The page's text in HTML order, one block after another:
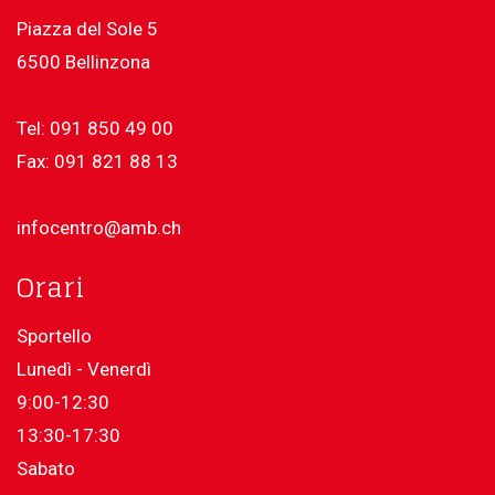
Piazza del Sole 5
6500 Bellinzona
Tel: 091 850 49 00
Fax: 091 821 88 13
infocentro@amb.ch
Orari
Sportello
Lunedì - Venerdì
9:00-12:30
13:30-17:30
Sabato